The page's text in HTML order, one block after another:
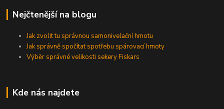
Nejčtenější na blogu
Jak zvolit tu správnou samonivelační hmotu
Jak správně spočítat spotřebu spárovací hmoty
Výběr správné velikosti sekery Fiskars
Kde nás najdete